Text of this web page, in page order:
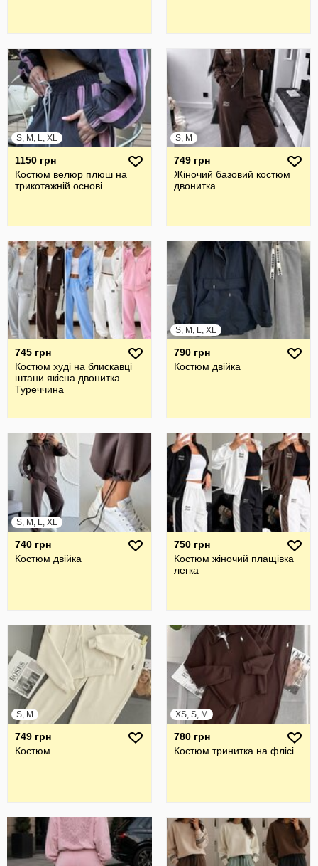
S, M, L, XL
1150 грн
Костюм велюр плюш на
трикотажній основі
S, M
749 грн
Жіночий базовий костюм
двонитка
745 грн
Костюм худі на блискавці
штани якісна двонитка
Туреччина
S, M, L, XL
790 грн
Костюм двійка
S, M, L, XL
740 грн
Костюм двійка
750 грн
Костюм жіночий плащівка
легка
S, M
749 грн
Костюм
XS, S, M
780 грн
Костюм тринитка на флісі